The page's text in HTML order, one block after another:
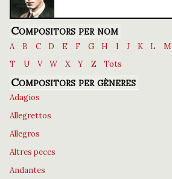
Compositors per nom
A B C D E F G H I J K L M
T
U V W X Y Z Tots
Compositors per gèneres
Adagios
Allegrettos
Allegros
Altres peces
Andantes